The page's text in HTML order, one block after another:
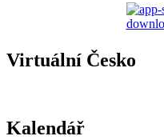
Virtuální Česko
Kalendář